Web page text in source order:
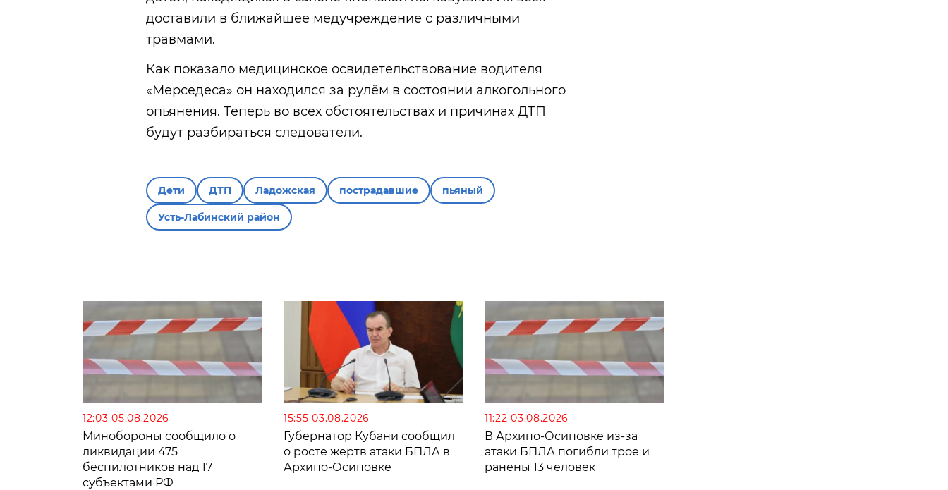
доставили в ближайшее медучреждение с различными
травмами.
Как показало медицинское освидетельствование водителя
«Мерседеса» он находился за рулём в состоянии алкогольного
опьянения. Теперь во всех обстоятельствах и причинах ДТП
будут разбираться следователи.
Дети ДТП Ладожская пострадавшие пьяный
Усть-Лабинский район
12:03 05.08.2026
Минобороны сообщило о
ликвидации 475
беспилотников над 17
субъектами РФ
15:55 03.08.2026
Губернатор Кубани сообщил
о росте жертв атаки БПЛА в
Архипо-Осиповке
11:22 03.08.2026
В Архипо-Осиповке из-за
атаки БПЛА погибли трое и
ранены 13 человек